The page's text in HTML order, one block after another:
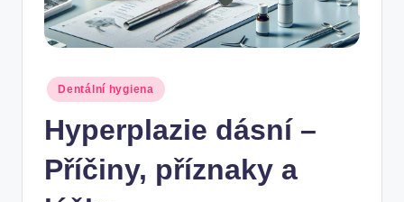
Posted
in
Dentální hygiena
Hyperplazie dásní –
Příčiny, příznaky a